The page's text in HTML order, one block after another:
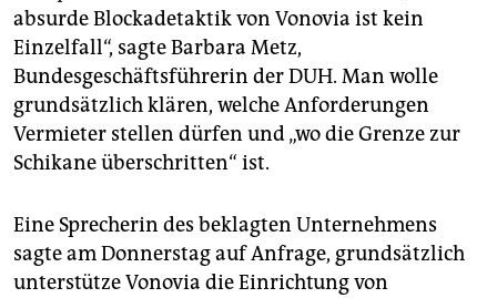
absurde Blockadetaktik von Vonovia ist kein
Einzelfall“, sagte Barbara Metz,
Bundesgeschäftsführerin der DUH. Man wolle
grundsätzlich klären, welche Anforderungen
Vermieter stellen dürfen und „wo die Grenze zur
Schikane überschritten“ ist.
Eine Sprecherin des beklagten Unternehmens
sagte am Donnerstag auf Anfrage, grundsätzlich
unterstütze Vonovia die Einrichtung von